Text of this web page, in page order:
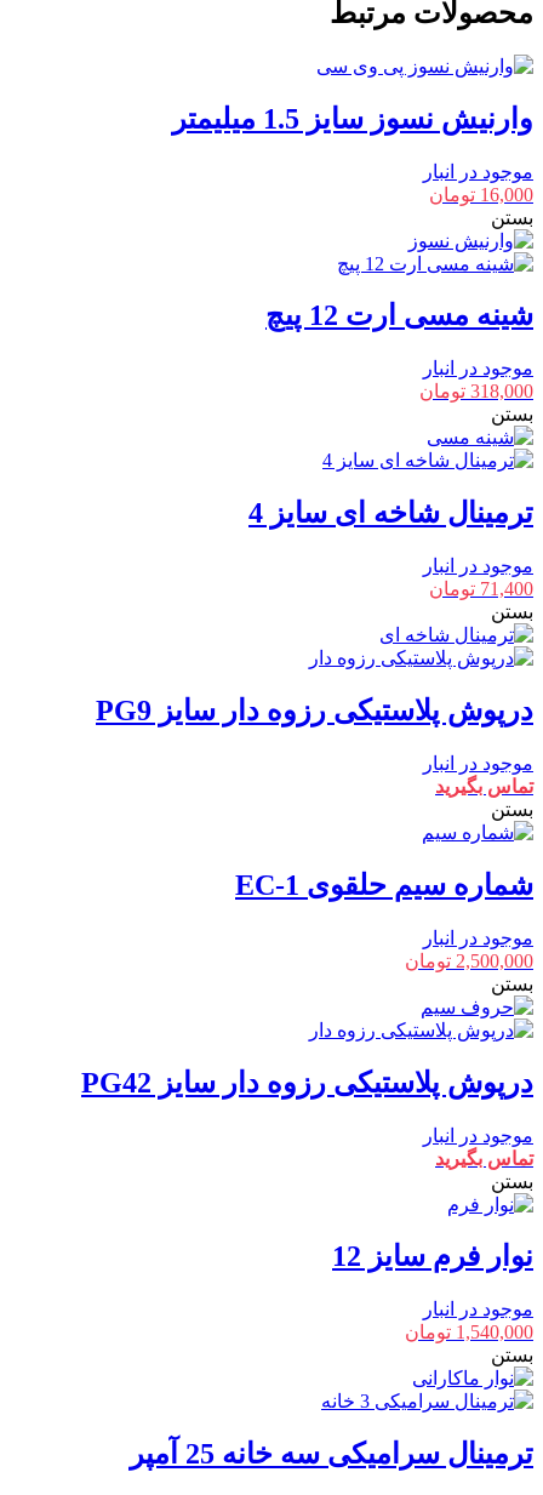
16
عدد
محصولات مرتبط
وارنیش نسوز سایز 1.5 میلیمتر
موجود در انبار
16,000 تومان
بستن
شینه مسی ارت 12 پیچ
موجود در انبار
318,000 تومان
بستن
ترمینال شاخه ای سایز 4
موجود در انبار
71,400 تومان
بستن
درپوش پلاستیکی رزوه دار سایز PG9
موجود در انبار
تماس بگیرید
بستن
شماره سیم حلقوی EC-1
موجود در انبار
2,500,000 تومان
بستن
درپوش پلاستیکی رزوه دار سایز PG42
موجود در انبار
تماس بگیرید
بستن
نوار فرم سایز 12
موجود در انبار
1,540,000 تومان
بستن
ترمینال سرامیکی سه خانه 25 آمپر